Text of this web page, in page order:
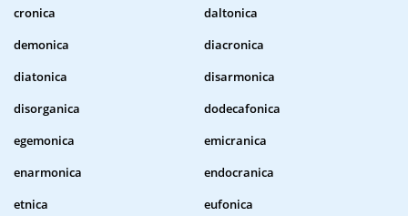
cronica
daltonica
demonica
diacronica
diatonica
disarmonica
disorganica
dodecafonica
egemonica
emicranica
enarmonica
endocranica
etnica
eufonica